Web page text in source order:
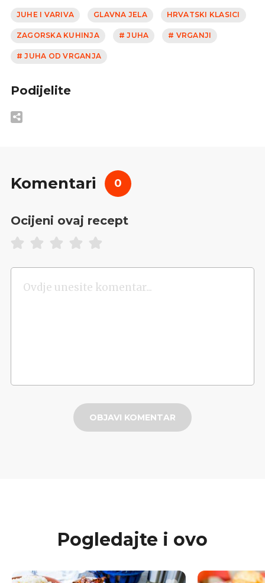
JUHE I VARIVA GLAVNA JELA HRVATSKI KLASICI
ZAGORSKA KUHINJA # JUHA # VRGANJI
# JUHA OD VRGANJA
Podijelite
Komentari 0
Ocijeni ovaj recept
OBJAVI KOMENTAR
Pogledajte i ovo